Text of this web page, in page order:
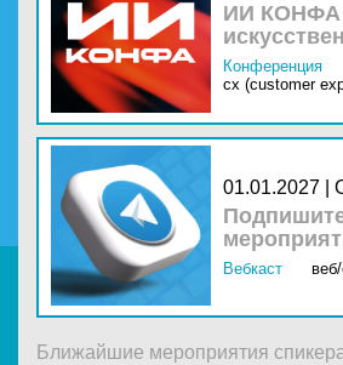
ИИ КОНФА
Конференция
cx (customer
01.01.2027 |
Вебкаст
Ближайшие мероприятия